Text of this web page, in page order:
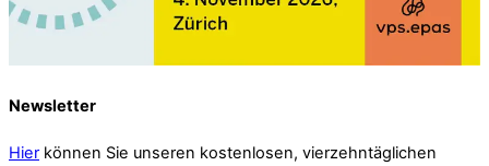
Newsletter
Hier können Sie unseren kostenlosen, vierzehntäglichen